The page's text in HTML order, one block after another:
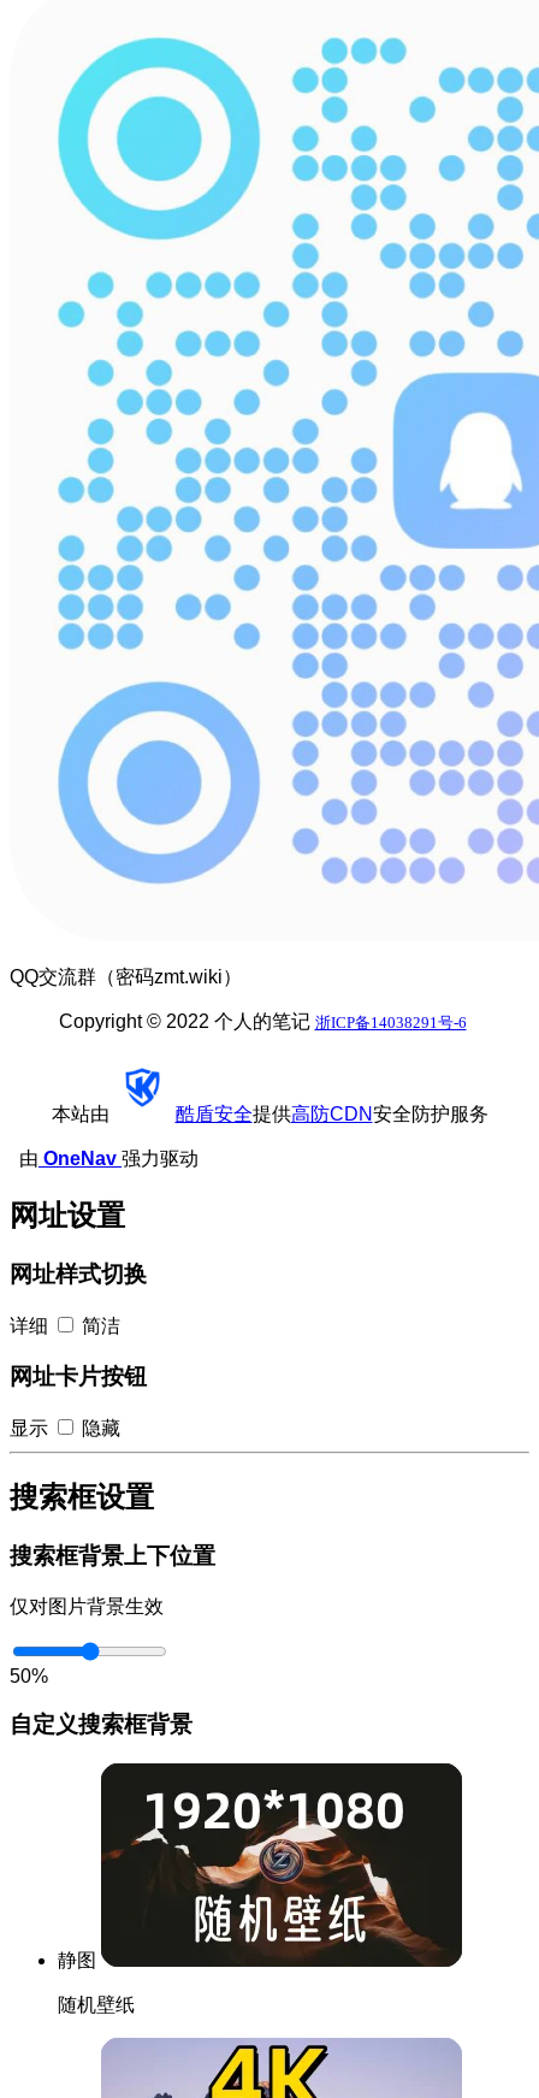
QQ交流群（密码zmt.wiki）
Copyright © 2022 个人的笔记 浙ICP备14038291号-6
本站由 酷盾安全提供高防CDN安全防护服务
由 OneNav 强力驱动
网址设置
网址样式切换
详细 简洁
网址卡片按钮
显示 隐藏
搜索框设置
搜索框背景上下位置
仅对图片背景生效
50%
自定义搜索框背景
静图
随机壁纸